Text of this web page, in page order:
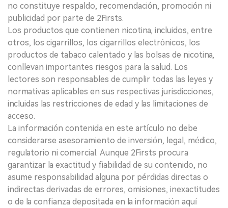
no constituye respaldo, recomendación, promoción ni
publicidad por parte de 2Firsts.
Los productos que contienen nicotina, incluidos, entre
otros, los cigarrillos, los cigarrillos electrónicos, los
productos de tabaco calentado y las bolsas de nicotina,
conllevan importantes riesgos para la salud. Los
lectores son responsables de cumplir todas las leyes y
normativas aplicables en sus respectivas jurisdicciones,
incluidas las restricciones de edad y las limitaciones de
acceso.
La información contenida en este artículo no debe
considerarse asesoramiento de inversión, legal, médico,
regulatorio ni comercial. Aunque 2Firsts procura
garantizar la exactitud y fiabilidad de su contenido, no
asume responsabilidad alguna por pérdidas directas o
indirectas derivadas de errores, omisiones, inexactitudes
o de la confianza depositada en la información aquí